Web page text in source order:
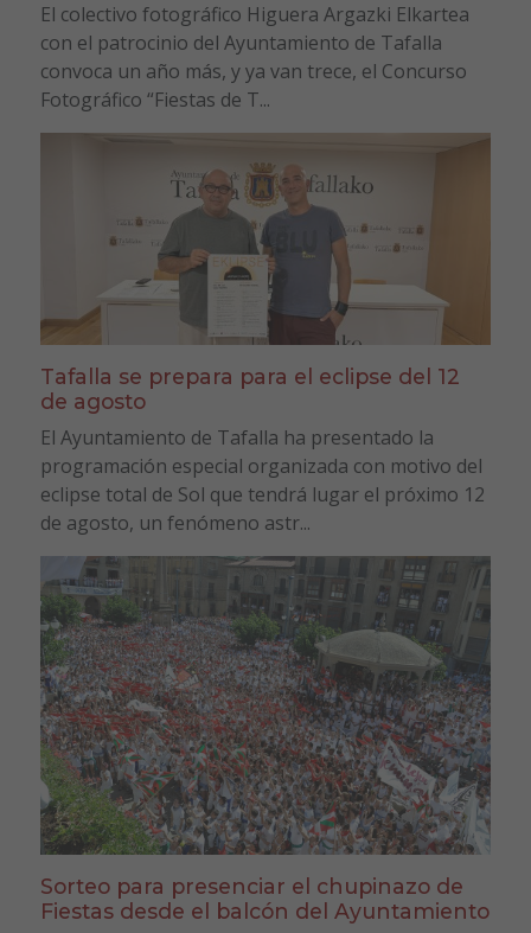
El colectivo fotográfico Higuera Argazki Elkartea
con el patrocinio del Ayuntamiento de Tafalla
convoca un año más, y ya van trece, el Concurso
Fotográfico “Fiestas de T...
Tafalla se prepara para el eclipse del 12
de agosto
El Ayuntamiento de Tafalla ha presentado la
programación especial organizada con motivo del
eclipse total de Sol que tendrá lugar el próximo 12
de agosto, un fenómeno astr...
Sorteo para presenciar el chupinazo de
Fiestas desde el balcón del Ayuntamiento